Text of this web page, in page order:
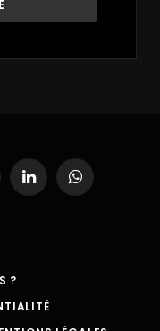
LinkedInWhatsApp
?